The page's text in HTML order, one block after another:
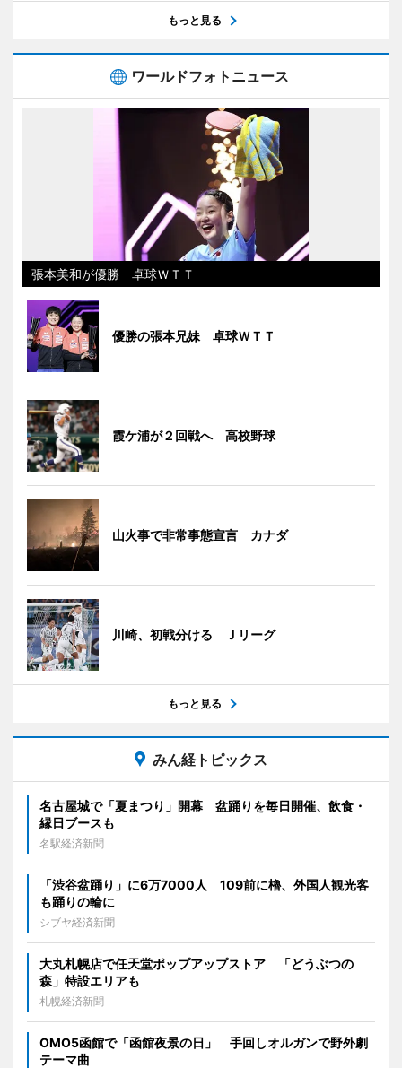
もっと見る
ワールドフォトニュース
張本美和が優勝 卓球ＷＴＴ
優勝の張本兄妹 卓球ＷＴＴ
霞ケ浦が２回戦へ 高校野球
山火事で非常事態宣言 カナダ
川崎、初戦分ける Ｊリーグ
もっと見る
みん経トピックス
名古屋城で「夏まつり」開幕 盆踊りを毎日開催、飲食・
縁日ブースも
名駅経済新聞
「渋谷盆踊り」に6万7000人 109前に櫓、外国人観光客
も踊りの輪に
シブヤ経済新聞
大丸札幌店で任天堂ポップアップストア 「どうぶつの
森」特設エリアも
札幌経済新聞
OMO5函館で「函館夜景の日」 手回しオルガンで野外劇
テーマ曲